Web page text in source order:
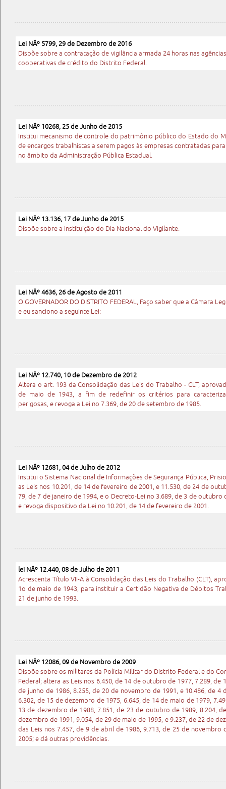
Lei NÂº 5799, 29 de Dezembro de 2016
Dispõe sobre a contratação de vigilância armada 24 horas nas
cooperativas de crédito do Distrito Federal.
Lei NÂº 10268, 25 de Junho de 2015
Institui mecanismo de controle do patrimônio público do Estado do
de encargos trabalhistas a serem pagos às empresas contratadas
no âmbito da Administração Pública Estadual.
Lei NÂº 13.136, 17 de Junho de 2015
Dispõe sobre a instituição do Dia Nacional do Vigilante.
Lei NÂº 4636, 26 de Agosto de 2011
O GOVERNADOR DO DISTRITO FEDERAL, Faço saber que a Câmara
e eu sanciono a seguinte Lei:
Lei NÂº 12.740, 10 de Dezembro de 2012
Altera o art. 193 da Consolidação das Leis do Trabalho - CLT,
de maio de 1943, a fim de redefinir os critérios para
perigosas, e revoga a Lei no 7.369, de 20 de setembro de 1985.
Lei NÂº 12681, 04 de Julho de 2012
Institui o Sistema Nacional de Informações de Segurança Pública,
as Leis nos 10.201, de 14 de fevereiro de 2001, e 11.530, de 24 de
79, de 7 de janeiro de 1994, e o Decreto-Lei no 3.689, de 3 de outubro
e revoga dispositivo da Lei no 10.201, de 14 de fevereiro de 2001.
lei NÂº 12.440, 08 de Julho de 2011
Acrescenta Título VII-A à Consolidação das Leis do Trabalho (CLT),
1o de maio de 1943, para instituir a Certidão Negativa de Débitos
21 de junho de 1993.
Lei NÂº 12086, 09 de Novembro de 2009
Dispõe sobre os militares da Polícia Militar do Distrito Federal e do
Federal; altera as Leis nos 6.450, de 14 de outubro de 1977, 7.289, de
de junho de 1986, 8.255, de 20 de novembro de 1991, e 10.486, de 4
6.302, de 15 de dezembro de 1975, 6.645, de 14 de maio de 1979,
13 de dezembro de 1988, 7.851, de 23 de outubro de 1989, 8.204,
dezembro de 1991, 9.054, de 29 de maio de 1995, e 9.237, de 22 de
das Leis nos 7.457, de 9 de abril de 1986, 9.713, de 25 de novembro
2005; e dá outras providências.